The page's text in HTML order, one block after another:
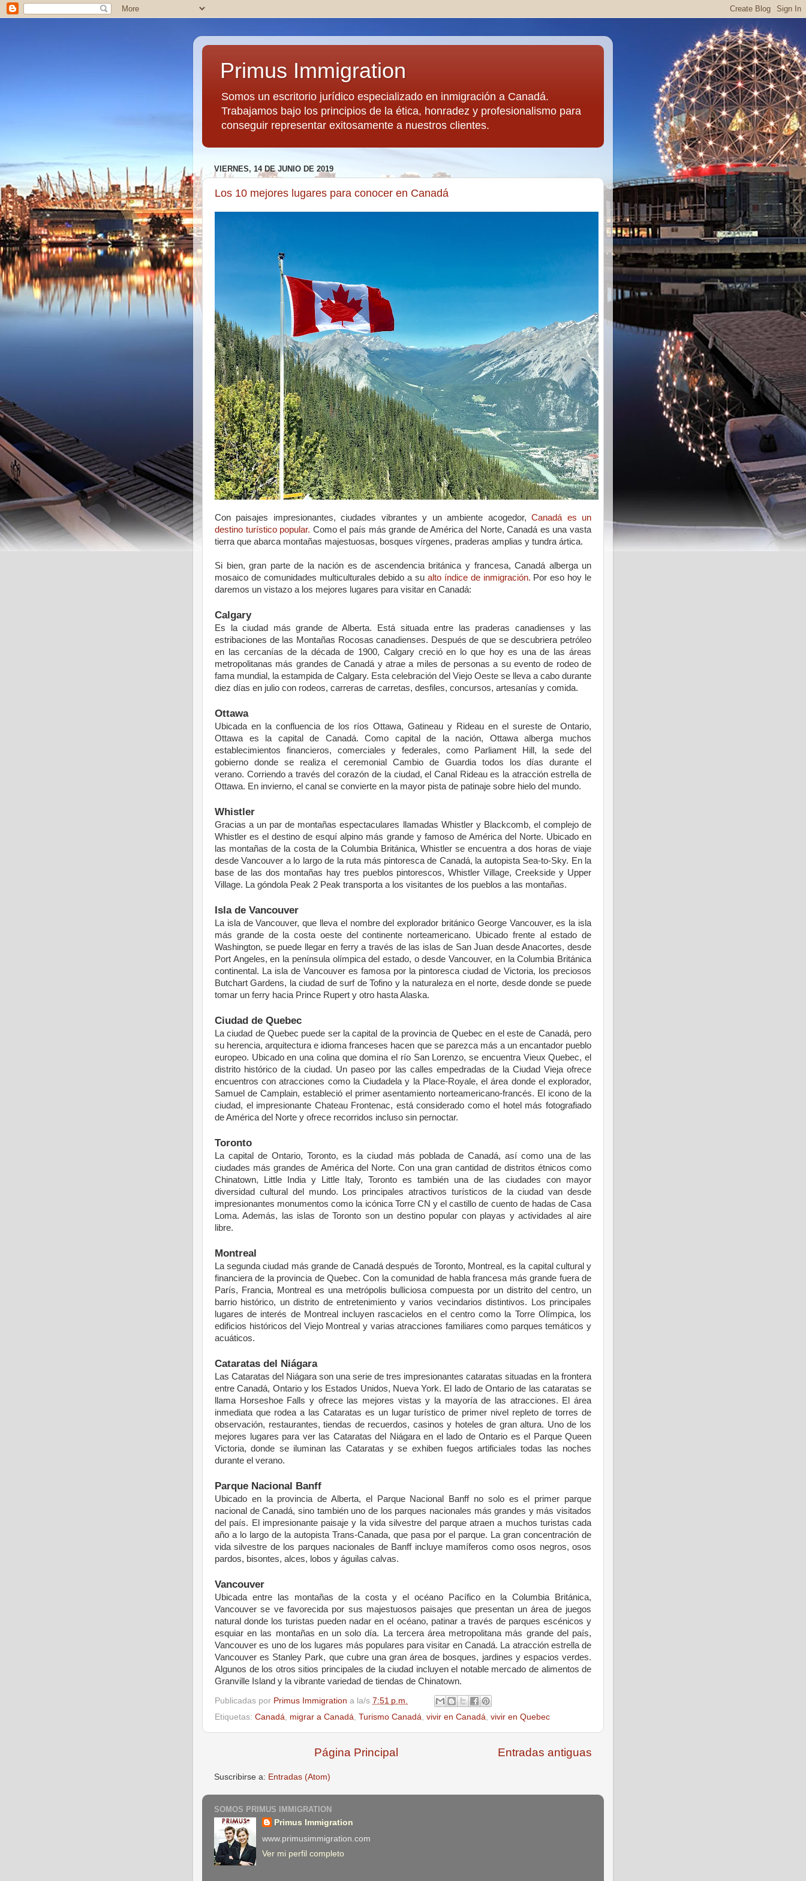
Primus Immigration
Somos un escritorio jurídico especializado en inmigración a Canadá.
Trabajamos bajo los principios de la ética, honradez y profesionalismo para
conseguir representar exitosamente a nuestros clientes.
VIERNES, 14 DE JUNIO DE 2019
Los 10 mejores lugares para conocer en Canadá
Con paisajes impresionantes,ciudades vibrantes y un ambiente acogedor,Canadá es
un
destino turísticopopular. Como el país más grande de América del Norte, Canadá es una vasta
tierra que abarca montañas majestuosas, bosques vírgenes, praderas amplias y tundra ártica.
Si bien,gran partede la nación es de ascendencia británica y francesa, Canadá alberga un
mosaico de comunidades multiculturales debido asu alto índicede inmigración. Poreso hoy le
daremos un vistazo a los mejores lugares para visitar en Canadá:
Calgary
Es laciudad más grande de Alberta. Está situada entre las praderas canadienses ylas
estribaciones de las Montañas Rocosas canadienses. Después deque se descubriera petróleo
en las cercanías de ladécada de 1900, Calgary crecióen loque hoy es unade lasáreas
metropolitanas más grandes deCanadá y atrae a miles de personas a su evento de rodeo de
fama mundial , la estampida de Calgary. Esta celebración del Viejo Oeste se lleva a cabo durante
diez días en julio con rodeos, carreras de carretas, desfiles, concursos, artesanías y comida.
Ottawa
Ubicada en la confluencia de los ríos Ottawa, Gatineau y Rideau en el sureste de Ontario,
Ottawa es la capital de Canadá. Como capital de la nación, Ottawaalberga
muchos
establecimientos
financieros, comerciales y federales,como Parliament Hill, lasede del
gobierno
donde se realizael ceremonial Cambio de Guardia todos losdías durante el
verano. Corriendoatravés delcorazón de la ciudad, el Canal Rideaues la atracción estrella de
Ottawa. En invierno, el canal se convierte en la mayor pista de patinaje sobre hielo del mundo.
Whistler
Graciasa un par de montañas espectaculares llamadas Whistler yBlackcomb, el complejode
Whistleres eldestino deesquí alpino más grande y famosode América del Norte. Ubicadoen
las montañas de la costa de la Columbia Británica, Whistlerse encuentra a dos horas de viaje
desde Vancouver a lo largo de la ruta más pintorescade Canadá, la autopista Sea-to-Sky. En la
base de las dos montañas hay tres pueblos pintorescos, Whistler Village, Creeksidey Upper
Village. La góndola Peak 2 Peak transporta a los visitantes de los pueblos a las montañas.
Isla de Vancouver
La islade Vancouver,que lleva el nombredelexplorador británico George Vancouver,es la isla
más grande de la costa oestedelcontinente norteamericano. Ubicado frente al estado de
Washington, se puede llegaren ferry a través de las islas de San Juan desdeAnacortes, desde
Port Angeles, en la península olímpicadelestado, o desde Vancouver, en la Columbia Británica
continental. La isla de Vancouver es famosa por la pintoresca ciudad de Victoria, los preciosos
Butchart Gardens, laciudad de surf de Tofino yla naturalezaen el norte, desde donde se puede
tomar un ferry hacia Prince Rupert y otro hastaAlaska.
Ciudad de Quebec
Laciudad de Quebec puede serla capital de la provincia de Quebec en eleste de Canadá, pero
su herencia,arquitectura e idioma franceses hacen que se parezca más a un encantador pueblo
europeo. Ubicadoen una colina que domina el ríoSan Lorenzo,se encuentraVieux Quebec, el
distrito histórico de laciudad. Un paseo por las calles empedradas de la Ciudad Viejaofrece
encuentros conatracciones comola Ciudadelay la Place-Royale, elárea dondeelexplorador,
Samuel de Camplain, establecióel primerasentamiento norteamericano-francés. El icono de la
ciudad, el impresionante Chateau Frontenac, está considerado comoel hotel más fotografiado
de América del Norte y ofrece recorridos incluso sin pernoctar.
Toronto
La capital de Ontario, Toronto,es laciudad más pobladade Canadá, así como unade las
ciudades más grandes de América del Norte. Con una grancantidad de distritos étnicos como
Chinatown, Little India y Little Italy, Toronto es también una de las ciudades con mayor
diversidad
cultural del mundo. Los principales atractivos turísticos de laciudad vandesde
impresionantes monumentos como la icónicaTorre CN y el castillo de cuentode hadas de Casa
Loma.Además, las islas de Toronto son un destinopopular con playas y actividades al aire
libre.
Montreal
Lasegunda ciudad más grande deCanadá después de Toronto, Montreal,es la capital culturaly
financiera de la provincia de Quebec. Con la comunidad de habla francesa más grande fuerade
París, Francia, Montreal es una metrópolis bulliciosa compuesta por un distrito del centro, un
barrio histórico, un distrito deentretenimiento y varios vecindarios distintivos. Los principales
lugares de interés de Montreal incluyen rascacielos en el centro como la Torre Olímpica, los
edificios históricos del Viejo Montreal yvariasatracciones familiares como parques temáticos y
acuáticos.
Cataratas del Niágara
Las Cataratas del Niágara son una serie de tres impresionantes cataratas situadas en la frontera
entre Canadá, Ontario ylos Estados Unidos, Nueva York. El ladode Ontario de las cataratas se
llama Horseshoe Falls y ofrecelas mejores vistasy la mayoríade las atracciones. Elárea
inmediata que rodea a las Cataratas es un lugar turístico de primer nivel repleto detorres de
observación, restaurantes,tiendas de recuerdos, casinosy hoteles de granaltura. Uno de los
mejores
lugares para ver las Cataratas del Niágara en el lado de Ontario es el Parque Queen
Victoria,donde se iluminanlas Cataratas y se exhiben fuegos artificiales todas las noches
durante el verano.
Parque Nacional Banff
Ubicado en la provincia de Alberta, el Parque Nacional Banff no solo es el primer parque
nacional deCanadá, sino tambiénuno de los parques nacionales más grandes y más visitados
del país. El impresionante paisaje y la vida silvestre del parque atraen a muchos turistas cada
año a lo largo de la autopista Trans-Canada, que pasa por el parque. La gran concentración de
vida silvestre de los parques nacionales de Banff incluye mamíferos como osos negros,osos
pardos, bisontes, alces, lobos y águilas calvas.
Vancouver
Ubicada entrelas montañas de la costay el océano Pacíficoen la Columbia Británica,
Vancouverse ve favorecida por sus majestuosos paisajes que presentan un área de juegos
naturaldonde los turistas pueden nadar en el océano, patinara través de parques escénicos y
esquiar en las montañas en un solodía. La tercera área metropolitana más grande del país,
Vancouveres uno de los lugares más populares paravisitar enCanadá. La atracción estrellade
Vancouveres Stanley Park, que cubre unagranárea de bosques, jardines y espacios verdes.
Algunos de los otros sitios principales de laciudad incluyenel notable mercado de alimentos de
Granville Island y la vibrante variedad de tiendas de Chinatown.
Publicadas por Primus Immigration a la/s 7:51 p.m.
Etiquetas: Canadá, migrar a Canadá, Turismo Canadá, vivir en Canadá, vivir en Quebec
Entradas antiguas
Página Principal
Suscribirse a: Entradas (Atom)
SOMOS PRIMUS IMMIGRATION
Primus Immigration
www.primusimmigration.com
Ver mi perfil completo